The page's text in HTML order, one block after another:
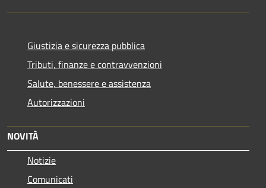
Giustizia e sicurezza pubblica
Tributi, finanze e contravvenzioni
Salute, benessere e assistenza
Autorizzazioni
NOVITÀ
Notizie
Comunicati